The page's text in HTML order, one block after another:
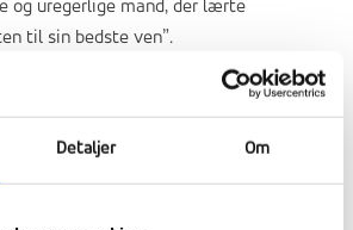
Detaljer Om
og uregerlige mand, der lærte
til sin bedste ven”.
de nationale traditioner kom fra
med guitar og